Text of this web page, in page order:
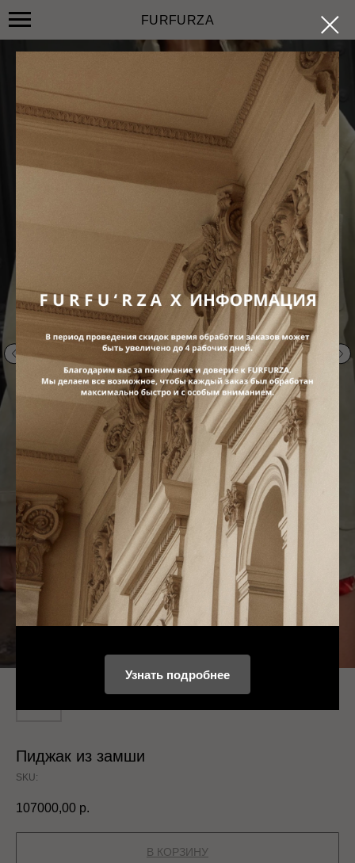
FURFURZA
Пиджак из замши
SKU:
107000,00 р.
В КОРЗИНУ
Узнать подробнее